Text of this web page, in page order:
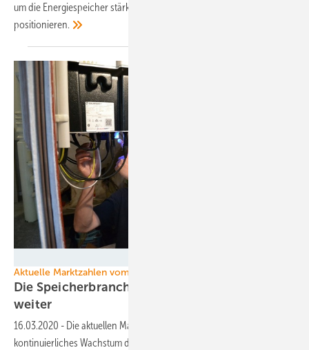
um die Energiespeicher stärker auf der politischen Agenda zu
positionieren.
Aktuelle Marktzahlen vom BVES
Die Speicherbranche in Deutschland wächst
weiter
16.03.2020 - Die aktuellen Marktzahlen des BVES belegen ein
kontinuierliches Wachstum der deutschen Speicherbranche im